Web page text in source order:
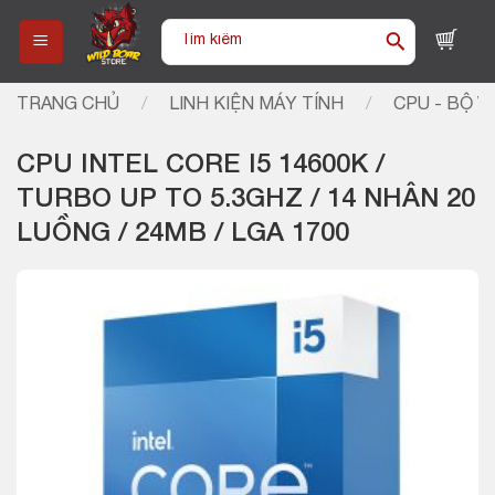
content
Tìm
TRANG CHỦ / LINH KIỆN MÁY TÍNH / CPU - BỘ
CPU INTEL CORE I5 14600K /
TURBO UP TO 5.3GHZ / 14 NHÂN 20
LUỒNG / 24MB / LGA 1700